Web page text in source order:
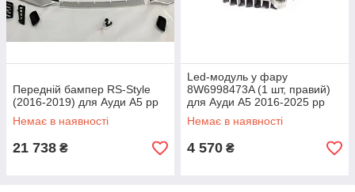
Передній бампер RS-Style
(2016-2019) для Ауди A5 рр
Немає в наявності
21 738 ₴
Led-модуль у фару
8W6998473A (1 шт, правий)
для Ауди A5 2016-2025 рр
Немає в наявності
4 570 ₴